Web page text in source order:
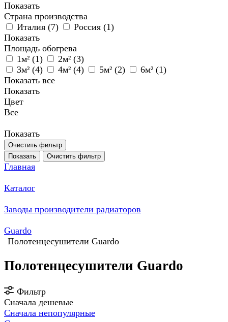
Показать
Страна производства
Италия (7) Россия (1)
Показать
Площадь обогрева
1м² (1) 2м² (3)
3м² (4) 4м² (4) 5м² (2) 6м² (1)
Показать все
Показать
Цвет
Все
Показать
Очистить фильтр
Показать
Очистить фильтр
Главная
Каталог
Заводы производители радиаторов
Guardo
Полотенцесушители Guardo
Полотенцесушители Guardo
Фильтр
Сначала дешевые
Сначала непопулярные